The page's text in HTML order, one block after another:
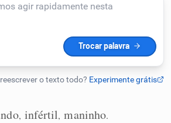
IA
, infértil, maninho.